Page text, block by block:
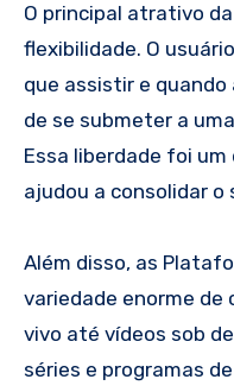
O principal atrativo
flexibilidade. O
que assistir e
de se submeter a
Essa liberdade foi
ajudou a consolidar o
Além disso, as
variedade enorme de
vivo até vídeos sob
séries e programas